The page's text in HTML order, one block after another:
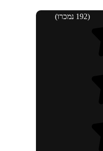
(192 נמכרו)